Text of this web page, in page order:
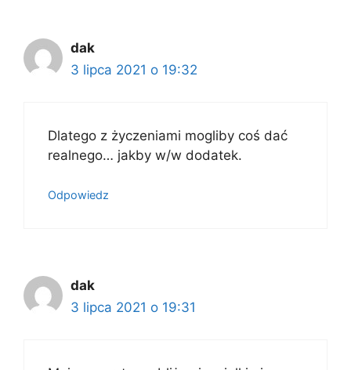
dak
3 lipca 2021 o 19:32
Dlatego z życzeniami mogliby coś dać
realnego… jakby w/w dodatek.
Odpowiedz
dak
3 lipca 2021 o 19:31